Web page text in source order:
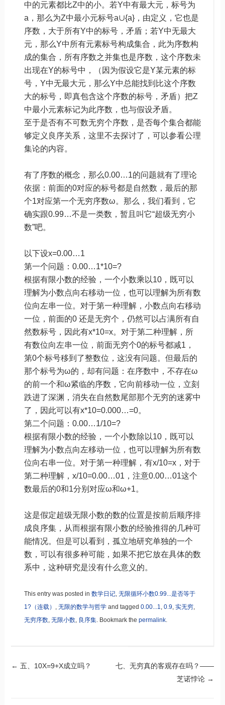
中的元素都比Z中的小。若Y中有最大元，标号为
a，那么为Z中最小元标号a∪{a}，由定义，它也是
序数，大于所有Y中的标号，矛盾；若Y中无最大
元，那么Y中所有元素标号构成集合，此为序数构
成的集合，所有序数之并集也是序数，这个序数未
出现在Y的标号中，（因为假设它是Y某元素的标
号，Y中无最大元，那么Y中总能找到比这个序数
大的标号，即真包含这个序数的标号，矛盾）把Z
中最小元素标记为此序数，也与假设矛盾。
至于是否有不可数无穷个序数，是否每个集合都能
够定义良序关系，这里不去探讨了，可以参看公理
集论的内容。
有了序数的概念，那么0.00…1的问题就有了理论
依据：前面的0对应的标号都是自然数，最后的那
个1对应第一个无穷序数ω。那么，我们看到，它
确实跟0.99…不是一类数，暂且叫它“超级无穷小
数”吧。
以下设x=0.00…1
第一个问题：0.00…1*10=?
根据有限小数的经验，一个小数乘以10，既可以
理解为小数点向右移动一位，也可以理解为所有数
位向左串一位。对于第一种理解，小数点向右移动
一位，前面的0 还是无穷个，仍然可以占满所有自
然数标号，因此有x*10=x。对于第二种理解，所
有数位向左串一位，前面无穷个0的标号都减1，
第0个标号移到了整数位，这没有问题。但最后的
那个标号为ω的，却有问题：在序数中，不存在ω
的前一个和ω紧临的序数，它向前移动一位，立刻
跌进了深渊，消失在自然数尾部那个无穷的迷雾中
了，因此可以有x*10=0.000…=0。
第二个问题：0.00…1/10=?
根据有限小数的经验，一个小数除以10，既可以
理解为小数点向左移动一位，也可以理解为所有数
位向右串一位。对于第一种理解，有x/10=x，对于
第二种理解，x/10=0.00…01，注意0.00…01这个
数最后的0和1分别对应ω和ω+1。
这是假定超级无限小数的数的位置是按前后顺序排
成良序集，从而根据有限小数的经验推得的几种可
能情况。但是可以看到，孤立地研究单独的一个
数，可以有很多种可能，如果不把它放在具体的数
系中，这种研究是没有什么意义的。
This entry was posted in 数学日记, 无限循环小数0.99...是否等于
1?（连载） , 无限的数学与哲学and tagged 0.00...1, 0.9, 实无穷,
无穷序数, 无限小数, 良序集. Bookmark the permalink.
Post navigation
← 五、10X=9+X成立吗？
七、无穷真的客观存在吗？——
芝诺悖论 →